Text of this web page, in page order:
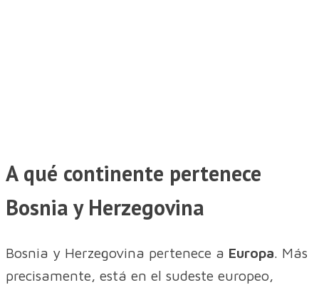
A qué continente pertenece
Bosnia y Herzegovina
Bosnia y Herzegovina pertenece a Europa. Más
precisamente, está en el sudeste europeo,